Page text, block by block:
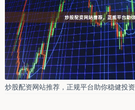
炒股配资网站推荐，正规平台助你稳健投资